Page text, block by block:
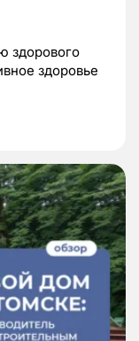
здорового
здоровье